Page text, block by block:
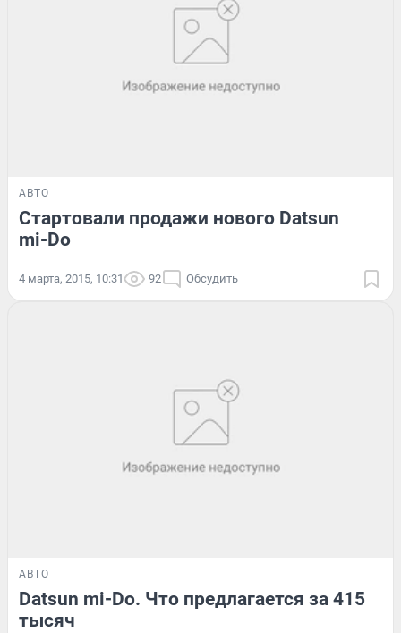
АВТО
Стартовали продажи нового Datsun
mi-Do
4 марта, 2015, 10:31 92 Обсудить
АВТО
Datsun mi-Do. Что предлагается за 415
тысяч